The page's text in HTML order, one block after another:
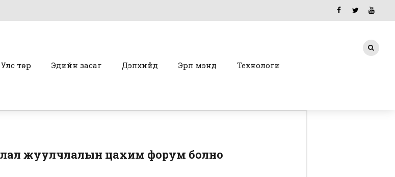
Улс төр Эдийн засаг Дэлхийд Эрүүл мэнд Технологи
жуулчлалын цахим форум болно